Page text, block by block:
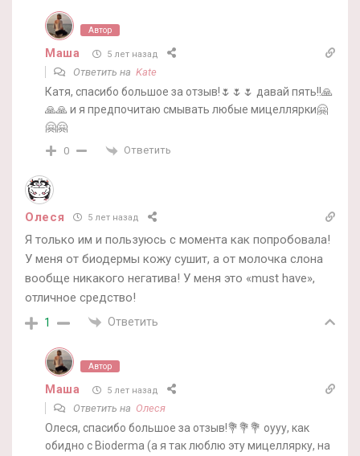
Автор
Маша 5 лет назад
Ответить на Kate
Катя, спасибо большое за отзыв!🌷🌷🌷 давай пять!!🙏
🙏🙏 и я предпочитаю смывать любые мицеллярки🤗
🤗🤗
0 Ответить
Олеся 5 лет назад
Я только им и пользуюсь с момента как попробовала!
У меня от биодермы кожу сушит, а от молочка слона
вообще никакого негатива! У меня это «must have»,
отличное средство!
1 Ответить
Автор
Маша 5 лет назад
Ответить на Олеся
Олеся, спасибо большое за отзыв!💐💐💐 оууу, как
обидно с Bioderma (а я так люблю эту мицеллярку, на